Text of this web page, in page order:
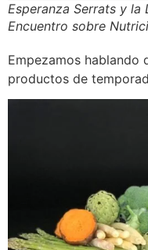
Esperanza Serrats y la
Encuentro sobre
Empezamos hablando
productos de